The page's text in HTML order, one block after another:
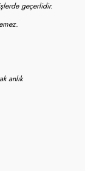
geçerlidir.
anlık